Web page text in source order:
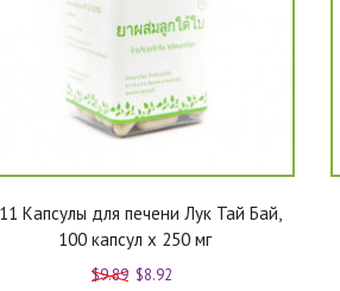
Капсулы для печени Лук Тай Бай,
100 капсул x 250 мг
$9.89 $8.92